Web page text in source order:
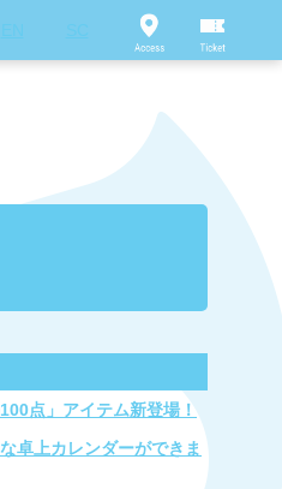
点」アイテム新登場！
卓上カレンダーができま